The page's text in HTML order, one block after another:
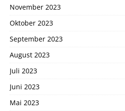
November 2023
Oktober 2023
September 2023
August 2023
Juli 2023
Juni 2023
Mai 2023